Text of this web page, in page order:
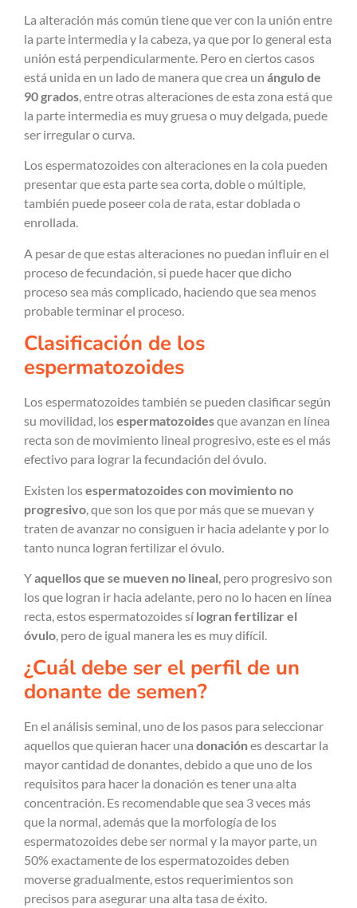
La alteración más común tiene que ver con la unión entre
la parte intermedia y la cabeza, ya que por lo general esta
unión está perpendicularmente. Pero en ciertos casos
está unida en un lado de manera que crea un ángulo de
90 grados, entre otras alteraciones de esta zona está que
la parte intermedia es muy gruesa o muy delgada, puede
ser irregular o curva.
Los espermatozoides con alteraciones en la cola pueden
presentar que esta parte sea corta, doble o múltiple,
también puede poseer cola de rata, estar doblada o
enrollada.
A pesar de que estas alteraciones no puedan influir en el
proceso de fecundación, si puede hacer que dicho
proceso sea más complicado, haciendo que sea menos
probable terminar el proceso.
Clasificación de los
espermatozoides
Los espermatozoides también se pueden clasificar según
su movilidad, losespermatozoidesque avanzan en línea
recta son de movimiento lineal progresivo, este es el más
efectivo para lograr la fecundación del óvulo.
Existen losespermatozoides con movimiento no
progresivo , que son los que por más que se muevan y
traten de avanzar no consiguen ir hacia adelante y por lo
tanto nunca logran fertilizar el óvulo.
Yaquellos que se mueven no lineal, pero progresivo son
los que logran ir hacia adelante, pero no lo hacen en línea
recta, estos espermatozoides sí logran fertilizar el
óvulo, pero de igual manera les es muy difícil.
¿Cuál debe ser el perfil de un
donante de semen?
En el análisis seminal, uno de los pasos para seleccionar
aquellos que quieran hacer una donaciónes descartar la
mayor cantidad de donantes, debido a que uno de los
requisitos para hacer la donación es tener una alta
concentración. Es recomendable que sea 3 veces más
que la normal, además que la morfología de los
espermatozoides debe ser normal y la mayor parte, un
50% exactamente de los espermatozoides deben
moverse gradualmente, estos requerimientos son
precisos para asegurar una alta tasa de éxito.